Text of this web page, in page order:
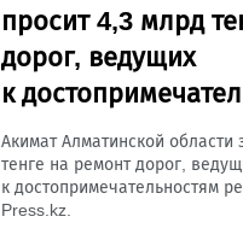
просит 4,3 млрд
дорог, ведущих
к
Акимат Алматинской
тенге на ремонт дорог,
к достопримечательностям
Press.kz.